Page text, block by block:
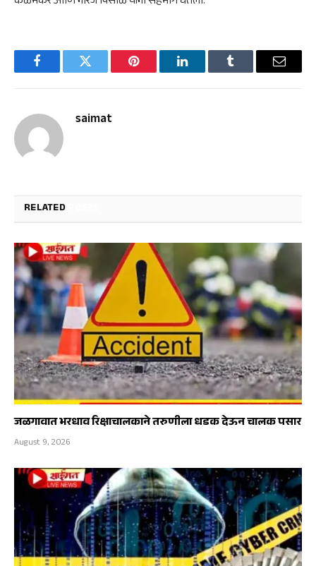
FacebookTwitter Pinterest LinkedInTumblr Email
saimat
RELATED
जळगावात भरधाव रिक्षाचालकाने तरुणीला धडक देऊन चालक पसार
August 9, 2026